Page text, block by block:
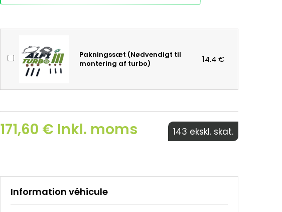
Pakningssæt (Nødvendigt til
montering af turbo)
14.4 €
171,60 € Inkl. moms 143 ekskl. skat.
Information véhicule